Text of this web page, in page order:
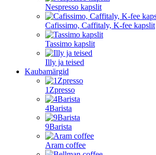
Nespresso kapslit
Cafissimo, Caffitaly, K-fee kapslit
Tassimo kapslit
Illy ja teised
Kaubamärgid
1Zpresso
4Barista
9Barista
Aram coffee